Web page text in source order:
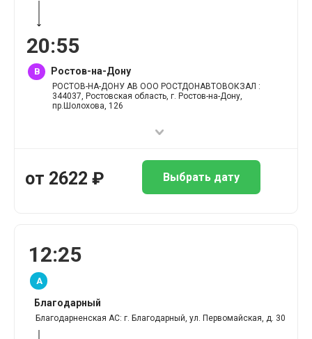
20:55
B Ростов-на-Дону
РОСТОВ-НА-ДОНУ АВ ООО РОСТДОНАВТОВОКЗАЛ :
344037, Ростовская область, г. Ростов-на-Дону,
пр.Шолохова, 126
от 2622 ₽ Выбрать дату
12:25
A
Благодарный
Благодарненская АС: г. Благодарный, ул. Первомайская, д. 30